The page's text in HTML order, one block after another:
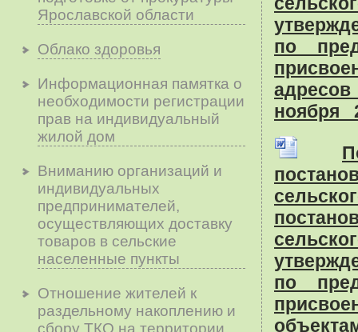
Ярославской области
Облако здоровья
Информационная памятка о
необходимости регистрации
прав на индивидуальный
жилой дом
Вниманию организаций и
индивидуальных
предпринимателей,
осуществляющих доставку
товаров в сельские
населенные пункты
Отношение жителей к
раздельному накоплению и
сбору ТКО на территории
по
ноября
по